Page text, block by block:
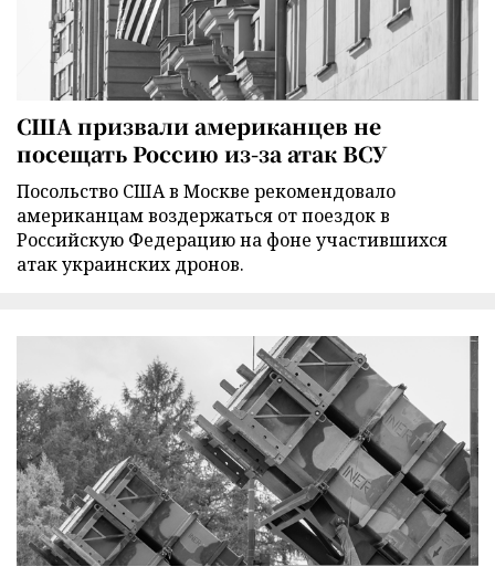
США призвали американцев не
посещать Россию из-за атак ВСУ
Посольство США в Москве рекомендовало
американцам воздержаться от поездок в
Российскую Федерацию на фоне участившихся
атак украинских дронов.